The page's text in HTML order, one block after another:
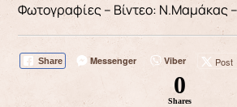
Φωτογραφίες – Βίντεο: Ν.Μαμάκας
Share Messenger Viber Post
0
Shares